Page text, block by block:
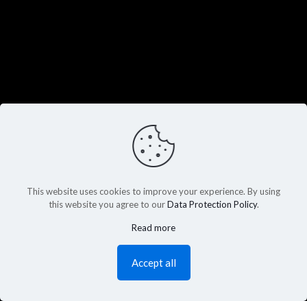
This website uses cookies to improve your experience. By using
this website you agree to ourData Protection Policy.
Read more
Accept all